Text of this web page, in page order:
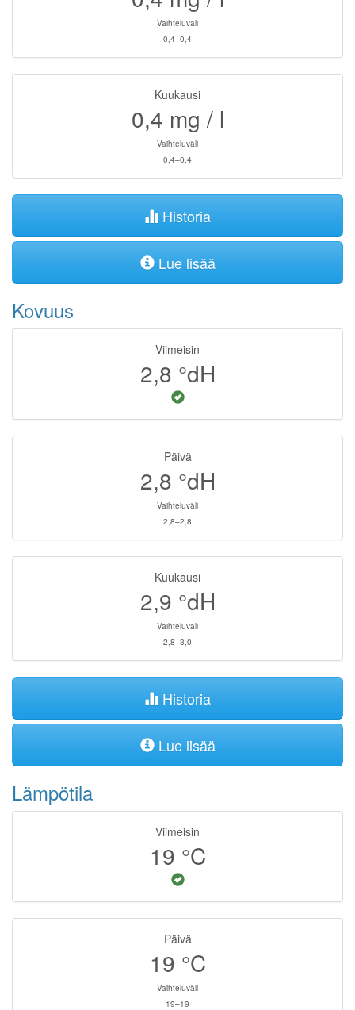
Vaihteluväli
0,4–0,4
Kuukausi
0,4 mg / l
Vaihteluväli
0,4–0,4
Historia
Lue lisää
Kovuus
Viimeisin
2,8 °dH
Päivä
2,8 °dH
Vaihteluväli
2,8–2,8
Kuukausi
2,9 °dH
Vaihteluväli
2,8–3,0
Historia
Lue lisää
Lämpötila
Viimeisin
19 °C
Päivä
19 °C
Vaihteluväli
19–19